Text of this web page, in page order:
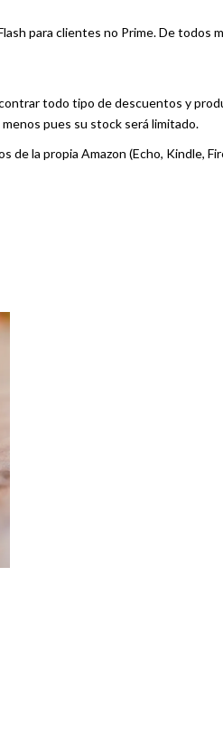
para clientes no Prime. De todos
todo tipo de descuentos y
pues su stock será limitado.
de la propia Amazon (Echo, Kindle,